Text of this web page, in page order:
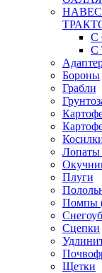
С
С
Бороны
Грабли
Лопаты
Плуги
Помпы
Сцепки
Щетки